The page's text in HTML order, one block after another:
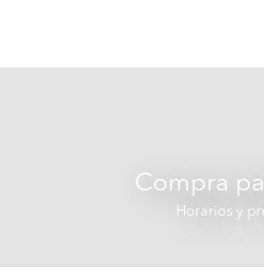
Compra
Horarios y